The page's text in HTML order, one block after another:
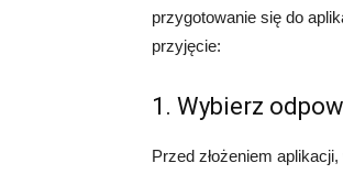
przygotowanie się do
przyjęcie:
1. Wybierz
Przed złożeniem